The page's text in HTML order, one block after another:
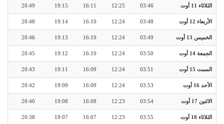
الثلاثاء 11 أوت 03:46
12:25
16:11
19:15
20:49
الأربعاء 12 أوت 03:48
12:24
16:10
19:14
20:48
الخميس 13 أوت 03:49
12:24
16:10
19:13
20:46
الجمعة 14 أوت 03:50
12:24
16:10
19:12
20:45
السبت 15 أوت 03:51
12:24
16:09
19:11
20:43
الأحد 16 أوت 03:53
12:24
16:09
19:09
20:42
الاثنين 17 أوت 03:54
12:23
16:08
19:08
20:40
الثلاثاء 18 أوت 03:55
12:23
16:07
19:07
20:38